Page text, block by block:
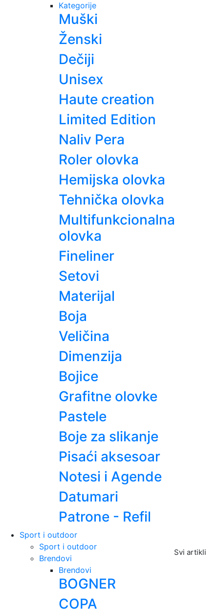
Kategorije
Muški
Ženski
Dečiji
Unisex
Haute creation
Limited Edition
Naliv Pera
Roler olovka
Hemijska olovka
Tehnička olovka
Multifunkcionalna
olovka
Fineliner
Setovi
Materijal
Boja
Veličina
Dimenzija
Bojice
Grafitne olovke
Pastele
Boje za slikanje
Pisaći aksesoar
Notesi i Agende
Datumari
Patrone - Refil
Sport i outdoor
Svi artikli
Sport i outdoor
Brendovi
Brendovi
BOGNER
COPA